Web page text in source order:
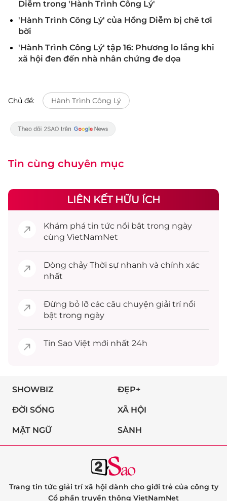
Diễm trong 'Hành Trình Công Lý'
'Hành Trình Công Lý' của Hồng Diễm bị chê tơi
bời
'Hành Trình Công Lý' tập 16: Phương lo lắng khi
xã hội đen đến nhà nhân chứng đe dọa
Chủ đề: Hành Trình Công Lý
Tin cùng chuyên mục
LIÊN KẾT HỮU ÍCH
Khám phá tin tức nổi bật trong ngày
cùng VietNamNet
Dòng chảy Thời sự nhanh và chính xác
nhất
Đừng bỏ lỡ các câu chuyện giải trínổi
bật trong ngày
Tin Sao Việt mới nhất 24h
SHOWBIZ ĐẸP+
ĐỜI SỐNG XÃ HỘI
MẬT NGỮ SÀNH
Trang tin tức giải trí xã hội dành cho giới trẻ của công ty
Cổ phần truyền thông VietNamNet